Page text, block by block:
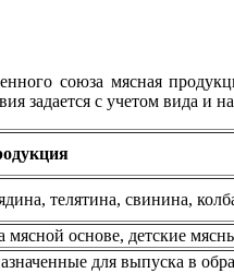
союза мясная
задается с учетом вида и
телятина, свинина,
основе, детские
для выпуска в